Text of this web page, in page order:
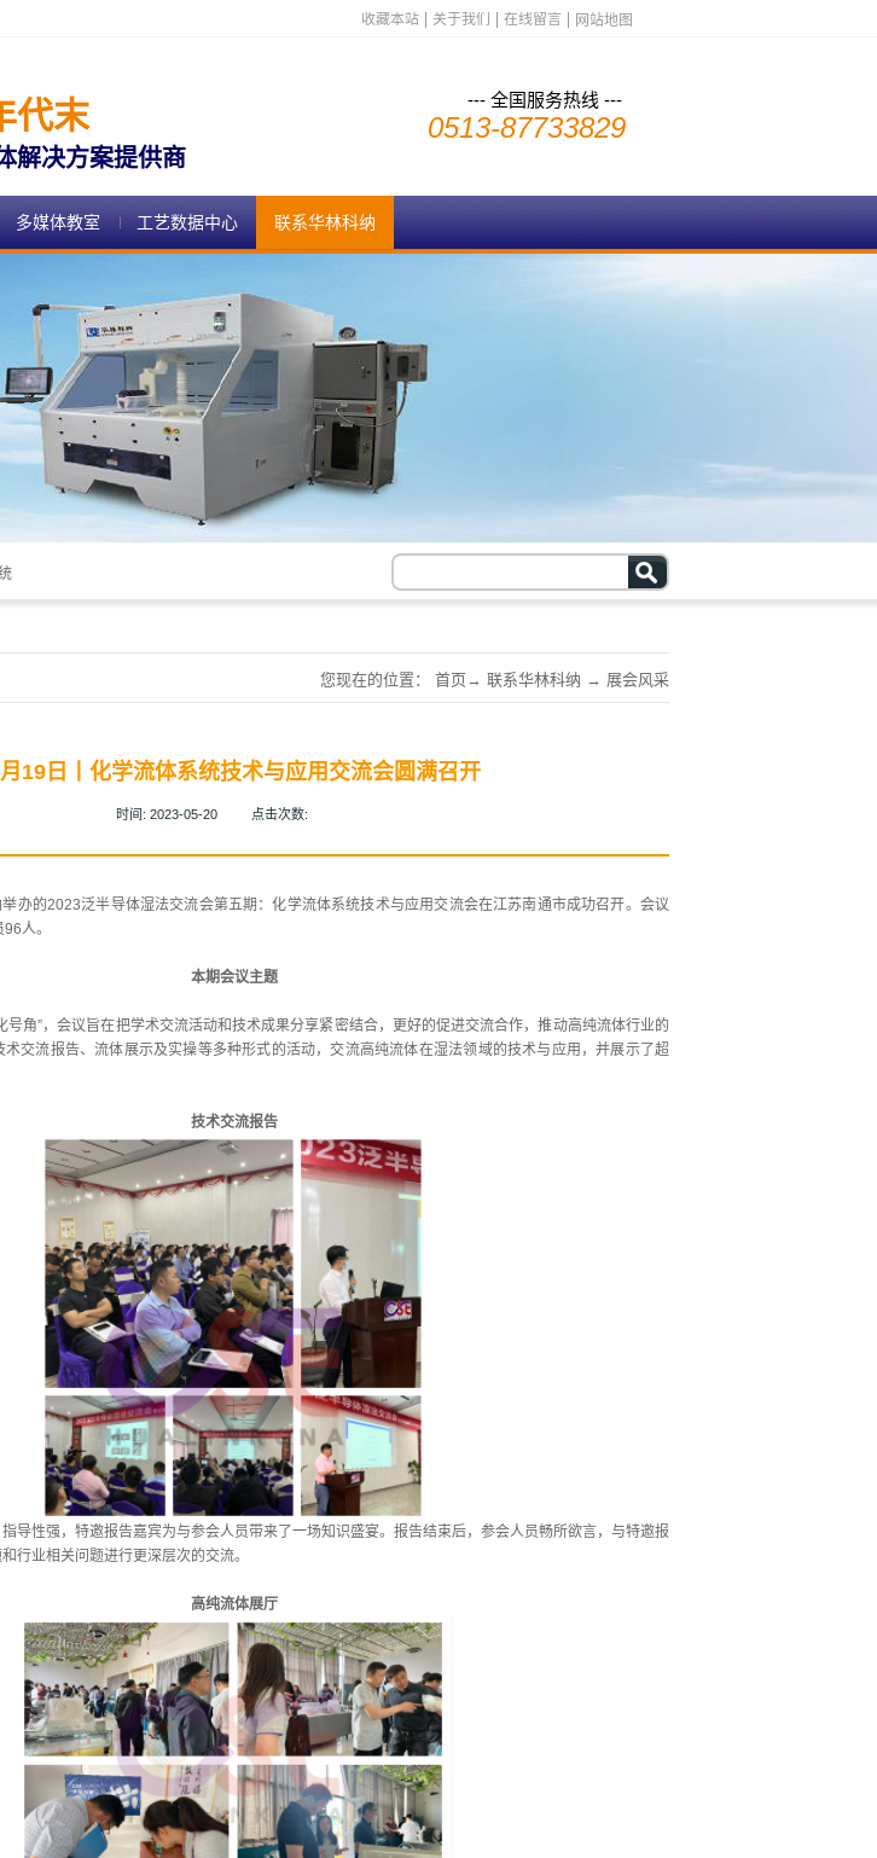
收藏本站 关于我们 在线留言 网站地图
代末
解决方案提供商
--- 全国服务热线 ---
0513-87733829
多媒体教室 工艺数据中心 联系华林科纳
您现在的位置： 首页 → 联系华林科纳 → 展会风采
19日丨化学流体系统技术与应用交流会圆满召开
时间: 2023-05-20 点击次数:
办的2023泛半导体湿法交流会第五期：化学流体系统技术与应用交流会在江苏南通市成功召开。会议
人。
本期会议主题
号角”，会议旨在把学术交流活动和技术成果分享紧密结合，更好的促进交流合作，推动高纯流体行业的
交流报告、流体展示及实操等多种形式的活动，交流高纯流体在湿法领域的技术与应用，并展示了超
技术交流报告
导性强，特邀报告嘉宾为与参会人员带来了一场知识盛宴。报告结束后，参会人员畅所欲言，与特邀报
行业相关问题进行更深层次的交流。
高纯流体展厅